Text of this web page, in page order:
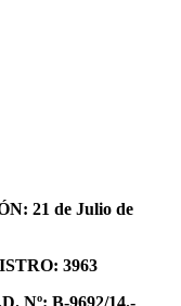
de Julio de
3963